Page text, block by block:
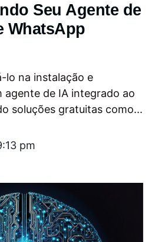
Seu Agente de
WhatsApp
lo na instalação e
agente de IA integrado ao
soluções gratuitas como...
pm